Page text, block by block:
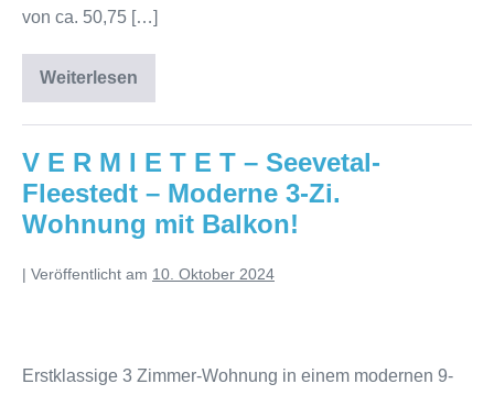
von ca. 50,75 […]
Weiterlesen
V E R M I E T E T – Seevetal-
Fleestedt – Moderne 3-Zi.
Wohnung mit Balkon!
| Veröffentlicht am 10. Oktober 2024
Erstklassige 3 Zimmer-Wohnung in einem modernen 9-